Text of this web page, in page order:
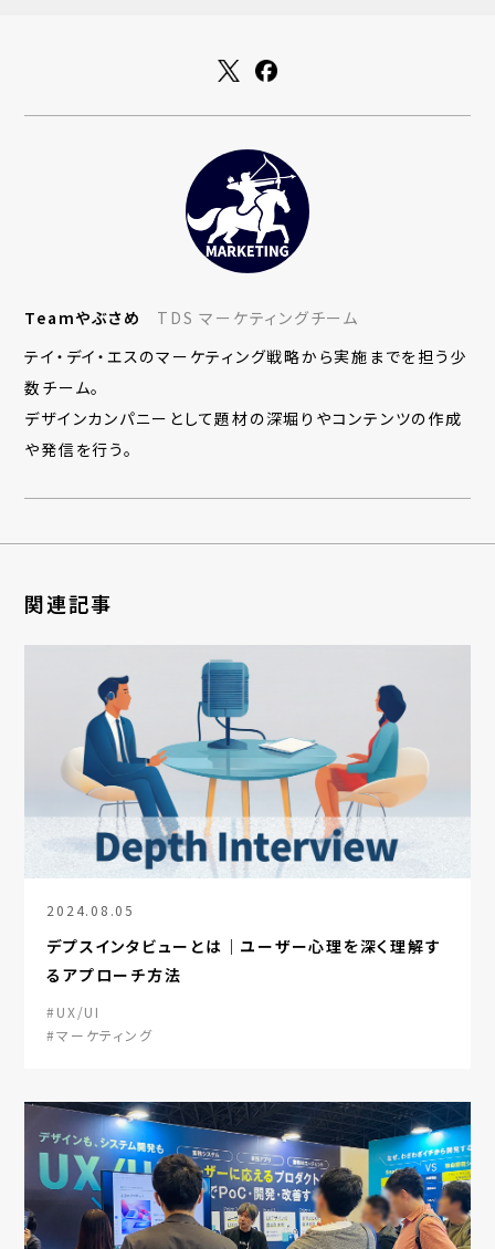
Teamやぶさめ
TDS マーケティングチーム
テイ・デイ・エスのマーケティング戦略から実施までを担う少
数チーム。
デザインカンパニーとして題材の深堀りやコンテンツの作成
や発信を行う。
関連記事
2024.08.05
デプスインタビューとは｜ユーザー心理を深く理解す
るアプローチ方法
#UX/UI
#マーケティング